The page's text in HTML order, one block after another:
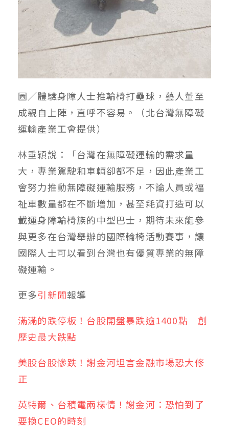
圖／體驗身障人士推輪椅打壘球，藝人董至
成親自上陣，直呼不容易。（北台灣無障礙
運輸產業工會提供）
林垂穎說：「台灣在無障礙運輸的需求量
大，專業駕駛和車輛卻都不足，因此產業工
會努力推動無障礙運輸服務，不論人員或福
祉車數量都在不斷增加，甚至耗資打造可以
載運身障輪椅族的中型巴士，期待未來能參
與更多在台灣舉辦的國際輪椅活動賽事，讓
國際人士可以看到台灣也有優質專業的無障
礙運輸。
更多引新聞報導
滿滿的跌停板！台股開盤暴跌逾1400點 創
歷史最大跌點
美股台股慘跌！謝金河坦言金融市場恐大修
正
英特爾、台積電兩樣情！謝金河：恐怕到了
要換CEO的時刻